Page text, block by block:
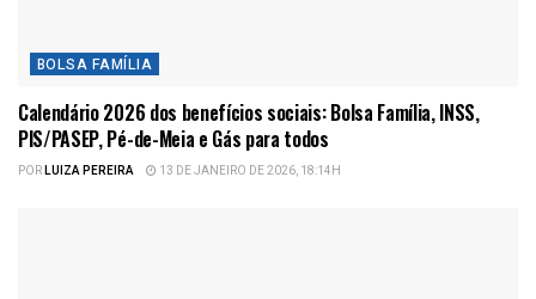
BOLSA FAMÍLIA
Calendário 2026 dos benefícios sociais: Bolsa Família, INSS,
PIS/PASEP, Pé-de-Meia e Gás para todos
PORLUIZA PEREIRA 13 DE JANEIRO DE 2026, 18:14H